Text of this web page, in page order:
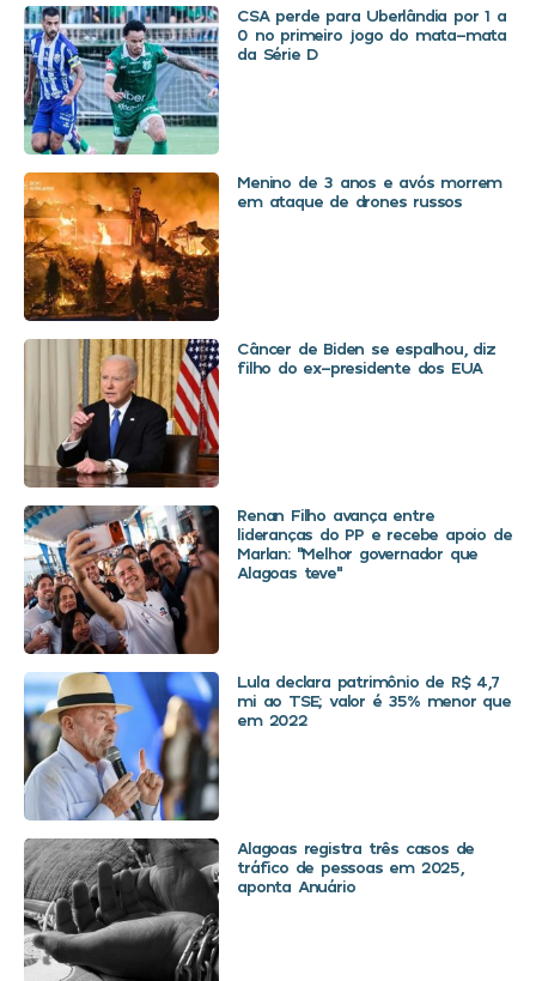
CSA perde para Uberlândia por 1 a
0 no primeiro jogo do mata-mata
da Série D
Menino de 3 anos e avós morrem
em ataque de drones russos
Câncer de Biden se espalhou, diz
filho do ex-presidente dos EUA
Renan Filho avança entre
lideranças do PP e recebe apoio de
Marlan: “Melhor governador que
Alagoas teve”
Lula declara patrimônio de R$ 4,7
mi ao TSE; valor é 35% menor que
em 2022
Alagoas registra três casos de
tráfico de pessoas em 2025,
aponta Anuário